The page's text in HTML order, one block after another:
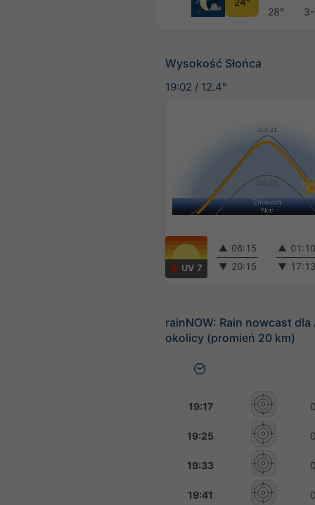
28°
Wysokość Słońca
19:02 / 12.4°
UV 7
▲ 06:15
▼ 20:15
▲
▼
rainNOW: Rain nowcast
okolicy (promień 20 km)
19:17
19:25
19:33
19:41